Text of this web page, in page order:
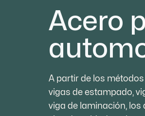
Acero
A partir de los
vigas de estampado,
viga de laminación,